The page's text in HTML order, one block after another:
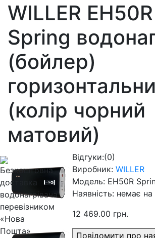
WILLER EH50R
Spring
(бойлер)
(колір чорний
матовий)
Відгуки:(0)
Виробник: WILLER
Модель: EH50R
Наявність: немає на
12 469.00 грн.
Повідомити про